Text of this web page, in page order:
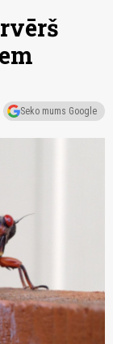
Seko mums Google